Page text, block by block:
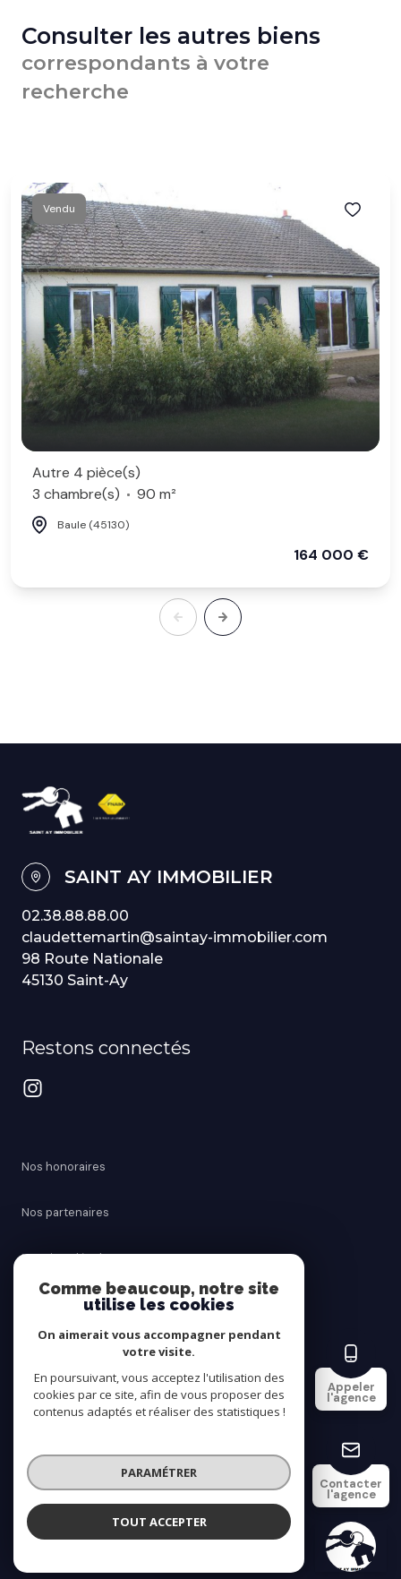
SAINT AY IMMOBILIER
Appeler
l'agence
Contacter
l'agence
Consulter les autres biens
correspondants à votre
recherche
Vendu
Autre 4 pièce(s)
3 chambre(s)
90 m²
Baule (45130)
164 000 €
SAINT AY IMMOBILIER
02.38.88.88.00
claudettemartin@saintay-immobilier.com
98 Route Nationale
45130 Saint-Ay
Restons connectés
Nos honoraires
Nos partenaires
Mentions légales
Cookies
© 2026 | Tous droits réservés
Réalisé par
Comme beaucoup, notre site
utilise les cookies
On aimerait vous accompagner pendant
votre visite.
En poursuivant, vous acceptez l'utilisation des
cookies par ce site, afin de vous proposer des
contenus adaptés et réaliser des statistiques !
PARAMÉTRER
TOUT ACCEPTER